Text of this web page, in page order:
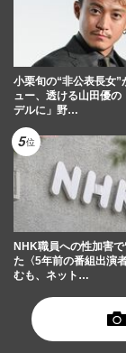
小栗旬の“非公表長女”
ュー、透ける山田優の
デルに」野…
NHK職員への性加害
た〈5年前の番組出演
むも、ネット…